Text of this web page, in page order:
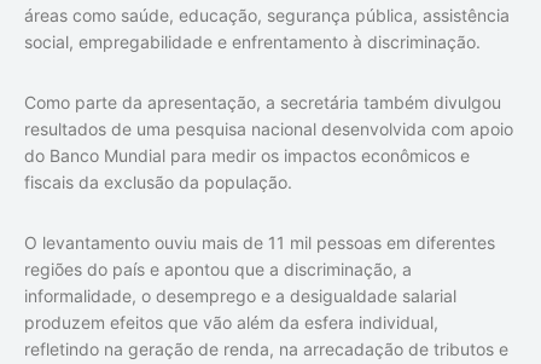
áreas como saúde, educação, segurança pública, assistência
social, empregabilidade e enfrentamento à discriminação.
Como parte da apresentação, a secretária também divulgou
resultados de uma pesquisa nacional desenvolvida com apoio
do Banco Mundial para medir os impactos econômicos e
fiscais da exclusão da população.
O levantamento ouviu mais de 11 mil pessoas em diferentes
regiões do país e apontou que a discriminação, a
informalidade, o desemprego e a desigualdade salarial
produzem efeitos que vão além da esfera individual,
refletindo na geração de renda, na arrecadação de tributos e